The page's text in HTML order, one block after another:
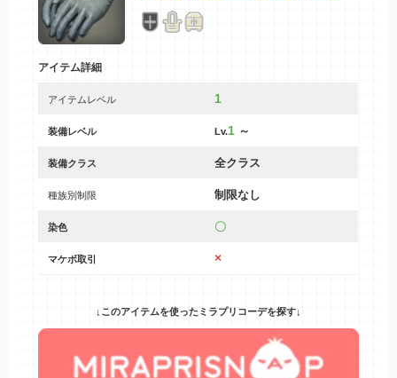
アイテム詳細
アイテムレベル 1
装備レベル Lv.1～
装備クラス 全クラス
種族別制限 制限なし
染色 〇
マケボ取引 ×
↓このアイテムを使ったミラプリコーデを探す↓